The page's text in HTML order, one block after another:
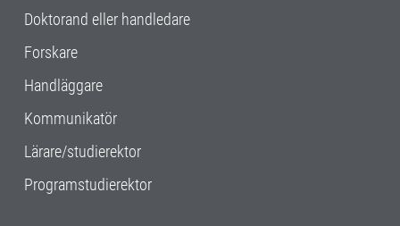
Doktorand eller handledare
Forskare
Handläggare
Kommunikatör
Lärare/studierektor
Programstudierektor